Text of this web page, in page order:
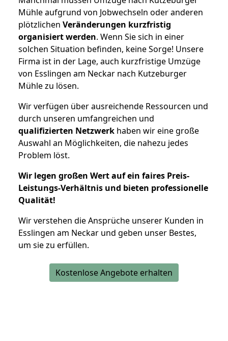
Mühle aufgrund von Jobwechseln oder anderen
plötzlichen Veränderungen kurzfristig
organisiert werden. Wenn Sie sich in einer
solchen Situation befinden, keine Sorge! Unsere
Firma ist in der Lage, auch kurzfristige Umzüge
von Esslingen am Neckar nach Kutzeburger
Mühle zu lösen.
Wir verfügen über ausreichende Ressourcen und
durch unseren umfangreichen und
qualifizierten Netzwerk haben wir eine große
Auswahl an Möglichkeiten, die nahezu jedes
Problem löst.
Wir legen großen Wert auf ein faires Preis-
Leistungs-Verhältnis und bieten professionelle
Qualität!
Wir verstehen die Ansprüche unserer Kunden in
Esslingen am Neckar und geben unser Bestes,
um sie zu erfüllen.
Kostenlose Angebote erhalten